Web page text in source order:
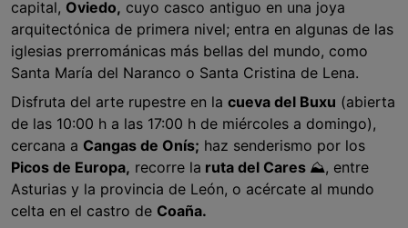
capital, Oviedo, cuyo casco antiguo en una joya
arquitectónica de primera nivel; entra en algunas de las
iglesias prerrománicas más bellas del mundo, como
Santa María del Naranco o Santa Cristina de Lena.
Disfruta del arte rupestre en la cueva del Buxu (abierta
de las 10:00 h a las 17:00 h de miércoles a domingo),
cercana a Cangas de Onís; haz senderismo por los
Picos de Europa, recorre la ruta del Cares ⛰, entre
Asturias y la provincia de León, o acércate al mundo
celta en el castro de Coaña.